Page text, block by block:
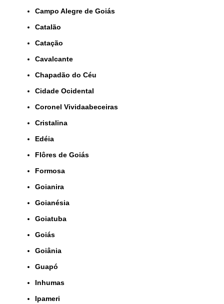
Campo Alegre de Goiás
Catalão
Catação
Cavalcante
Chapadão do Céu
Cidade Ocidental
Coronel Vividaabeceiras
Cristalina
Edéia
Flôres de Goiás
Formosa
Goianira
Goianésia
Goiatuba
Goiás
Goiânia
Guapó
Inhumas
Ipameri